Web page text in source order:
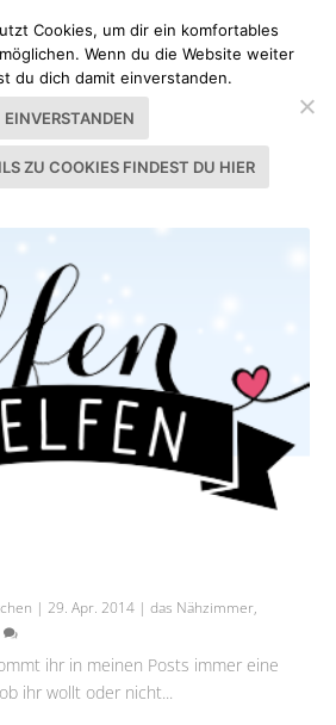
ANDERE DINGE
|29. Apr. 2014 |das Nähzimmer,
ihr in meinen Posts immer eine
ihr wollt oder nicht...
Cookies, um dir ein komfortables
Wenn du die Website weiter
du dich damit einverstanden.
EINVERSTANDEN
ZU COOKIES FINDEST DU HIER